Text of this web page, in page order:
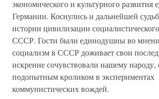
экономического и культурного развития
Германии. Коснулись и дальнейшей
истории цивилизации
СССР. Гости были единодушны во
социализм в СССР доживает свои
искренне сочувствовали нашему
подопытным кроликом в экспериментах
коммунистических вождей.